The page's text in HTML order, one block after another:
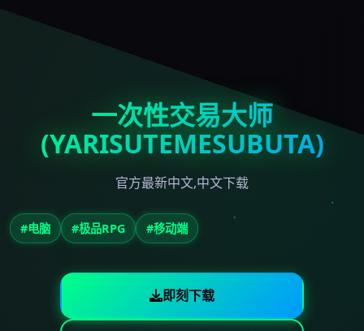
一次性交易大师
(YARISUTEMESUBUTA)
官方最新中文,中文下载
#电脑 #极品RPG #移动端
即刻下载